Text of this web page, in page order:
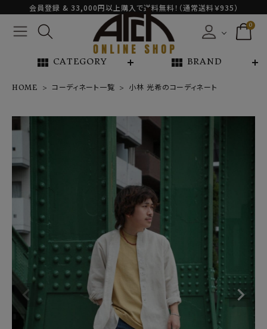
会員登録 & 33,000円以上購入で送料無料！（通常送料￥935）
0
view_module CATEGORY view_module BRAND
NEW ARRIVAL
ARCH EXCLUSIVE
BRAND
CONTENTS
SHOP
INFORMATION
HOME コーディネート一覧 小林 光希のコーディネート